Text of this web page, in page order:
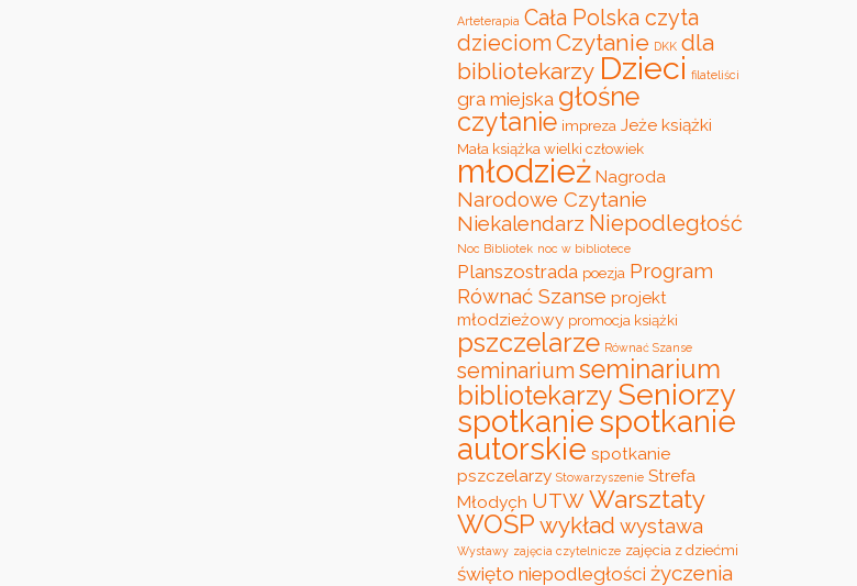
Arteterapia Cała Polska czyta
dzieciom Czytanie DKK dla
bibliotekarzy Dzieci filateliści
gra miejska głośne
czytanie impreza Jeże książki
Mała książka wielki człowiek
młodzież Nagroda
Narodowe Czytanie
Niekalendarz Niepodległość
Noc Bibliotek noc w bibliotece
Planszostrada poezja Program
Równać Szanse projekt
młodzieżowy promocja książki
pszczelarze Równać Szanse
seminarium seminarium
bibliotekarzy Seniorzy
spotkaniespotkanie
autorskie spotkanie
pszczelarzy Stowarzyszenie Strefa
Młodych UTW Warsztaty
WOŚP wykład wystawa
Wystawy zajęcia czytelnicze zajęcia z dziećmi
święto niepodległości życzenia